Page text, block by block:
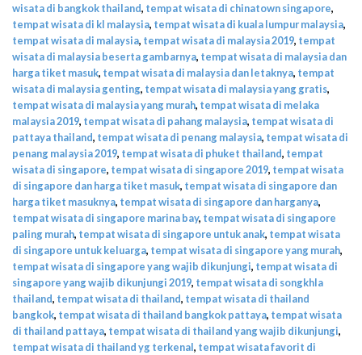
wisata di bangkok thailand, tempat wisata di chinatown singapore,
tempat wisata di kl malaysia, tempat wisata di kuala lumpur malaysia,
tempat wisata di malaysia, tempat wisata di malaysia 2019, tempat
wisata di malaysia beserta gambarnya, tempat wisata di malaysia dan
harga tiket masuk, tempat wisata di malaysia dan letaknya, tempat
wisata di malaysia genting, tempat wisata di malaysia yang gratis,
tempat wisata di malaysia yang murah, tempat wisata di melaka
malaysia 2019, tempat wisata di pahang malaysia, tempat wisata di
pattaya thailand, tempat wisata di penang malaysia, tempat wisata di
penang malaysia 2019, tempat wisata di phuket thailand, tempat
wisata di singapore, tempat wisata di singapore 2019, tempat wisata
di singapore dan harga tiket masuk, tempat wisata di singapore dan
harga tiket masuknya, tempat wisata di singapore dan harganya,
tempat wisata di singapore marina bay, tempat wisata di singapore
paling murah, tempat wisata di singapore untuk anak, tempat wisata
di singapore untuk keluarga, tempat wisata di singapore yang murah,
tempat wisata di singapore yang wajib dikunjungi, tempat wisata di
singapore yang wajib dikunjungi 2019, tempat wisata di songkhla
thailand, tempat wisata di thailand, tempat wisata di thailand
bangkok, tempat wisata di thailand bangkok pattaya, tempat wisata
di thailand pattaya, tempat wisata di thailand yang wajib dikunjungi,
tempat wisata di thailand yg terkenal, tempat wisata favorit di